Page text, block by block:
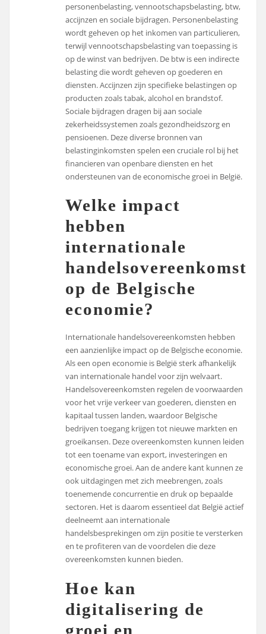
personenbelasting, vennootschapsbelasting, btw,
accijnzen en sociale bijdragen. Personenbelasting
wordt geheven op het inkomen van particulieren,
terwijl vennootschapsbelasting van toepassing is
op de winst van bedrijven. De btw is een indirecte
belasting die wordt geheven op goederen en
diensten. Accijnzen zijn specifieke belastingen op
producten zoals tabak, alcohol en brandstof.
Sociale bijdragen dragen bij aan sociale
zekerheidssystemen zoals gezondheidszorg en
pensioenen. Deze diverse bronnen van
belastinginkomsten spelen een cruciale rol bij het
financieren van openbare diensten en het
ondersteunen van de economische groei in België.
Welke impact
hebben
internationale
op de Belgische
economie?
Internationale handelsovereenkomsten hebben
een aanzienlijke impact op de Belgische economie.
Als een open economie is België sterk afhankelijk
van internationale handel voor zijn welvaart.
Handelsovereenkomsten regelen de voorwaarden
voor het vrije verkeer van goederen, diensten en
kapitaal tussen landen, waardoor Belgische
bedrijven toegang krijgen tot nieuwe markten en
groeikansen. Deze overeenkomsten kunnen leiden
tot een toename van export, investeringen en
economische groei. Aan de andere kant kunnen ze
ook uitdagingen met zich meebrengen, zoals
toenemende concurrentie en druk op bepaalde
sectoren. Het is daarom essentieel dat België actief
deelneemt aan internationale
handelsbesprekingen om zijn positie te versterken
en te profiteren van de voordelen die deze
overeenkomsten kunnen bieden.
Hoe kan
digitalisering de
groei en